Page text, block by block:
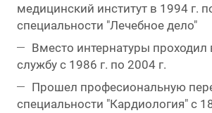
медицинский институт в 1994 г.
специальности "Лечебное дело"
Вместо интернатуры
службу с 1986 г. по 2004 г.
Прошел професиональную
специальности "Кардиология" с